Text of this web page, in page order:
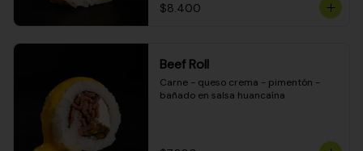
$8.400
Beef Roll
Carne - queso crema - pimentón -
bañado en salsa huancaína